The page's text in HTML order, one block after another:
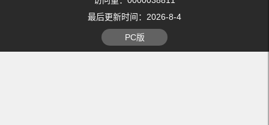
最后更新时间： 2026-8-4
PC版